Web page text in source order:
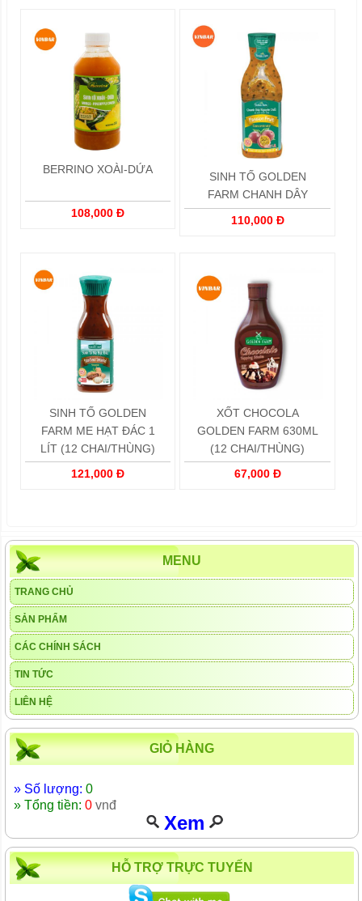
BERRINO XOÀI-DỨA
108,000 Đ
SINH TỐ GOLDEN
FARM CHANH DÂY
110,000 Đ
SINH TỐ GOLDEN
FARM ME HẠT ĐÁC 1
LÍT (12 CHAI/THÙNG)
121,000 Đ
XỐT CHOCOLA
GOLDEN FARM 630ML
(12 CHAI/THÙNG)
67,000 Đ
MENU
TRANG CHỦ
SẢN PHẨM
CÁC CHÍNH SÁCH
TIN TỨC
LIÊN HỆ
GIỎ HÀNG
» Số lượng: 0
» Tổng tiền: 0 vnđ
Xem
HỖ TRỢ TRỰC TUYẾN